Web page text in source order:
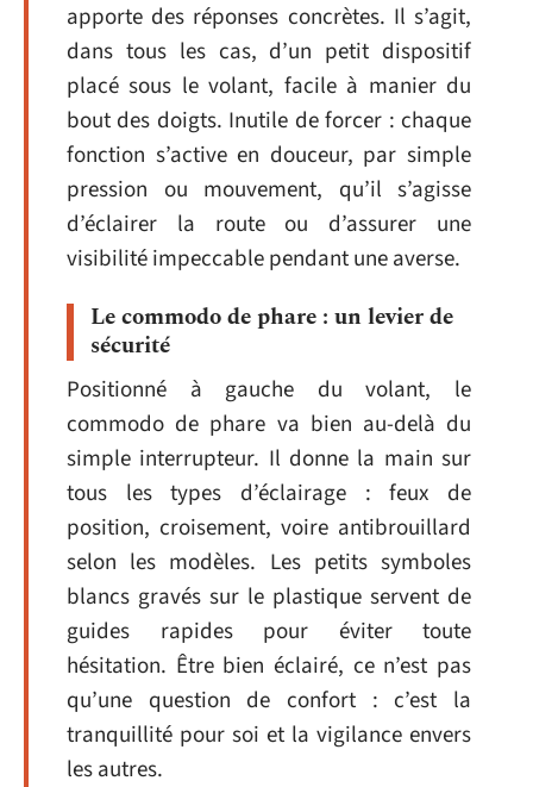
apporte des réponses concrètes. Il s’agit,
dans tous les cas, d’un petit dispositif
placé sous le volant, facile à manier du
bout des doigts. Inutile de forcer : chaque
fonction s’active en douceur, par simple
pression ou mouvement, qu’il s’agisse
d’éclairer la route ou d’assurer une
visibilité impeccable pendant une averse.
Le commodo de phare : un levier de
sécurité
Positionné à gauche du volant, le
commodo de phare va bien au-delà du
simple interrupteur. Il donne la main sur
tous les types d’éclairage : feux de
position, croisement, voire antibrouillard
selon les modèles. Les petits symboles
blancs gravés sur le plastique servent de
guides rapides pour éviter toute
hésitation. Être bien éclairé, ce n’est pas
qu’une question de confort : c’est la
tranquillité pour soi et la vigilance envers
les autres.